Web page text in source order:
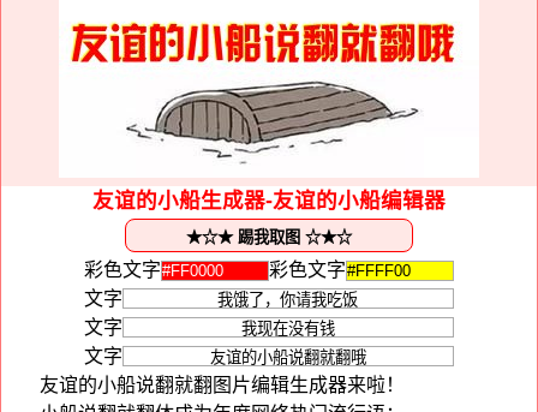
友谊的小船生成器-友谊的小船编辑器
彩色文字
彩色文字
文字
文字
文字
友谊的小船说翻就翻图片编辑生成器来啦！